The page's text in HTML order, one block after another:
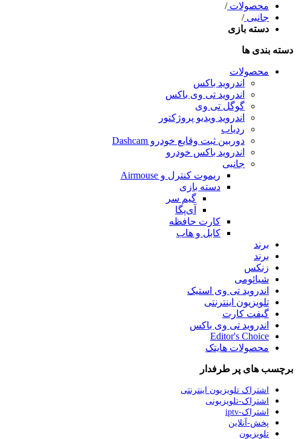
محصولات /
جانبی /
دسته بازی
دسته بندی ها
محصولات
اندروید باکس
اندروید تی‌ وی باکس
گوگل تی وی
اندروید ویدیو پروژکتور
ردیاب
دوربین ثبت وقایع خودرو Dashcam
اندروید باکس خودرو
جانبی
ریموت کنترل و Airmouse
دسته بازی
گیم سر
آی‌پگا
کارت حافظه
کابل و هاب
برند
برند
زنکس
شیائومی
اندروید تی وی استیک
تلویزیون اینترنتی
گیفت کارت
اندروید تی وی باکس
Editor's Choice
محصولات هایتک
برچسب های پر طرفدار
اشتراک تلویزیون اینترنتی
اشتراک-تلویزیونی
اشتراک-iptv
پخش-آنلاین
تلویزیون